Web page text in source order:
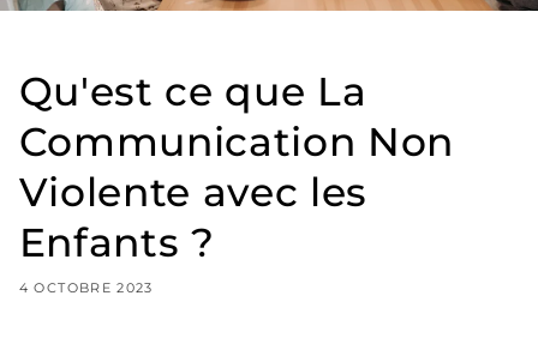
Qu'est ce que La
Communication Non
Violente avec les
Enfants ?
4 OCTOBRE 2023